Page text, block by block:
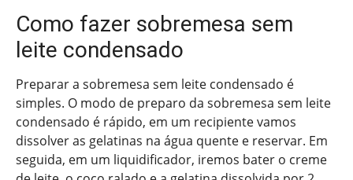
Como fazer sobremesa sem
leite condensado
Preparar a sobremesa sem leite condensado é
simples. O modo de preparo da sobremesa sem leite
condensado é rápido, em um recipiente vamos
dissolver as gelatinas na água quente e reservar. Em
seguida, em um liquidificador, iremos bater o creme